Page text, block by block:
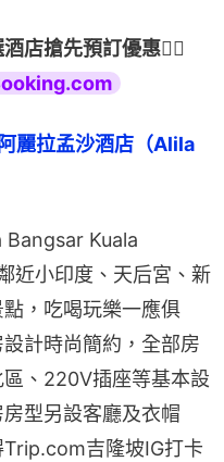
麗拉孟沙酒店（Alila
Bangsar Kuala
近小印度、天后宮、新
，吃喝玩樂一應俱
計時尚簡約，全部房
、220V插座等基本設
型另設客廳及衣帽
吉隆坡IG打卡